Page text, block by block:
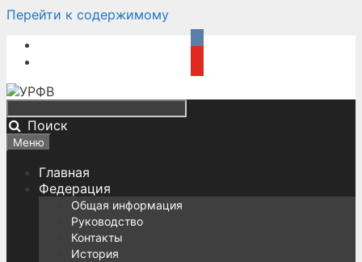
Перейти к содержимому
Поиск
Меню
Главная
Федерация
Общая информация
Руководство
Контакты
История